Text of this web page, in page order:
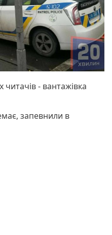
- вантажівка
запевнили в